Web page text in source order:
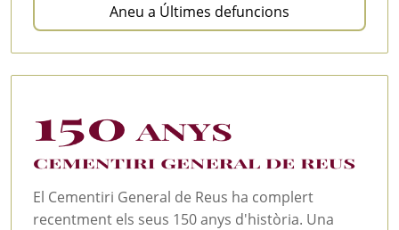
Aneu a Últimes defuncions
El Cementiri General de Reus ha complert
recentment els seus 150 anys d'història. Una